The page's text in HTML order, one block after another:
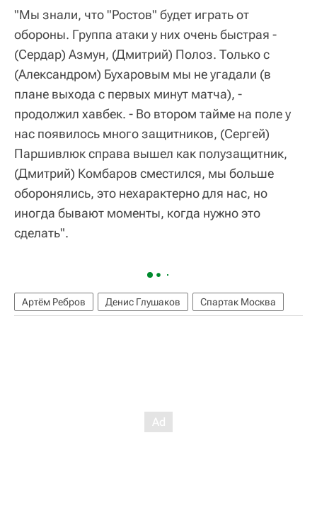
"Мы знали, что "Ростов" будет играть от
обороны. Группа атаки у них очень быстрая -
(Сердар) Азмун, (Дмитрий) Полоз. Только с
(Александром) Бухаровым мы не угадали (в
плане выхода с первых минут матча), -
продолжил хавбек. - Во втором тайме на поле у
нас появилось много защитников, (Сергей)
Паршивлюк справа вышел как полузащитник,
(Дмитрий) Комбаров сместился, мы больше
оборонялись, это нехарактерно для нас, но
иногда бывают моменты, когда нужно это
сделать".
Артём Ребров Денис Глушаков Спартак Москва